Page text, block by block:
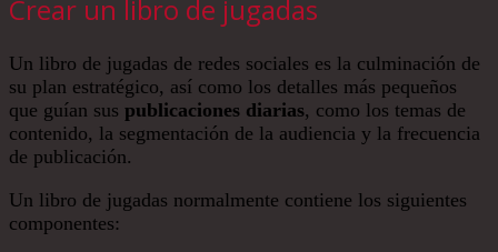
Crear un libro de jugadas
Un libro de jugadas de redes sociales es la culminación de
su plan estratégico, así como los detalles más pequeños
que guían sus publicaciones diarias, como los temas de
contenido, la segmentación de la audiencia y la frecuencia
de publicación.
Un libro de jugadas normalmente contiene los siguientes
componentes: